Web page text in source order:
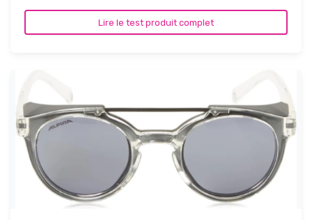
Lire le test produit complet